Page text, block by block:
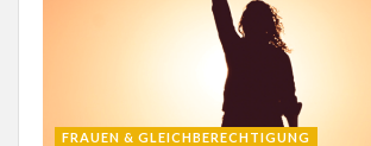
FRAUEN & GLEICHBERECHTIGUNG